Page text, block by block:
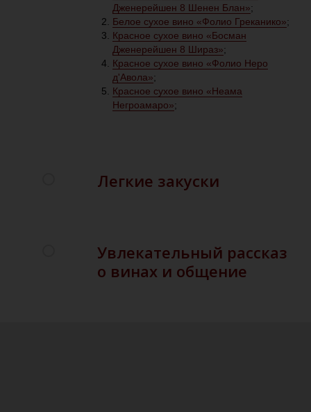
Дженерейшен 8 Шенен Блан»;
Белое сухое вино «Фолио Греканико»;
Красное сухое вино «Босман
Дженерейшен 8 Шираз»;
Красное сухое вино «Фолио Неро
д'Авола»;
Красное сухое вино «Неама
Негроамаро»;
Легкие закуски
Увлекательный рассказ
о винах и общение